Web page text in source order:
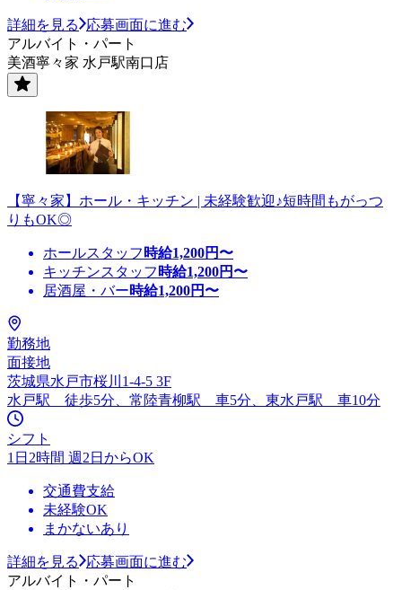
詳細を見る
応募画面に進む
アルバイト・パート
美酒寧々家 水戸駅南口店
【寧々家】ホール・キッチン | 未経験歓迎♪短時間もがっつ
りもOK◎
ホールスタッフ 時給1,200円〜
キッチンスタッフ 時給1,200円〜
居酒屋・バー時給1,200円〜
勤務地
面接地
茨城県水戸市桜川1-4-5 3F
水戸駅 徒歩5分、常陸青柳駅 車5分、東水戸駅 車10分
シフト
1日2時間 週2日からOK
交通費支給
未経験OK
まかないあり
詳細を見る
応募画面に進む
アルバイト・パート